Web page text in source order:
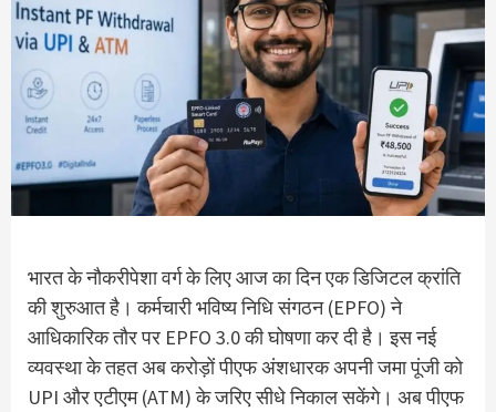
भारत के नौकरीपेशा वर्ग के लिए आज का दिन एक डिजिटल क्रांति
की शुरुआत है। कर्मचारी भविष्य निधि संगठन (EPFO) ने
आधिकारिक तौर पर EPFO 3.0 की घोषणा कर दी है।इस नई
व्यवस्था के तहत अब करोड़ों पीएफ अंशधारक अपनी जमा पूंजी को
UPI और एटीएम (ATM)के जरिए सीधे निकाल सकेंगे। अब पीएफ